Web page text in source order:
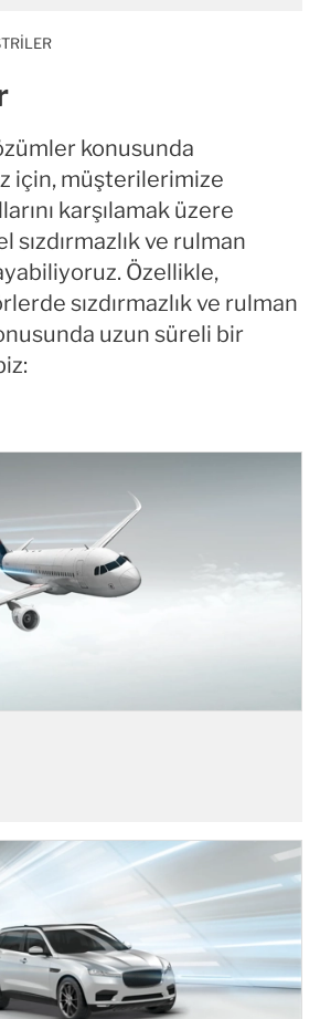
konusunda
için, müşterilerimize
karşılamak üzere
sızdırmazlık ve rulman
Özellikle,
sızdırmazlık ve rulman
uzun süreli bir